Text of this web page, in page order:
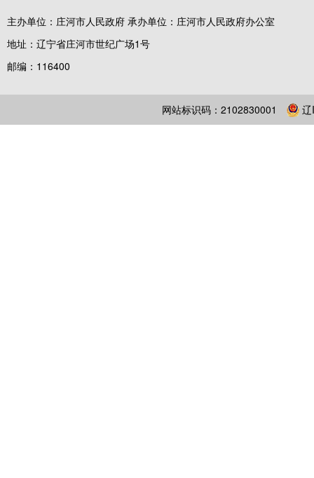
主办单位：庄河市人民政府 承办单位：庄河市人民政府办公室
地址：辽宁省庄河市世纪广场1号
邮编：116400
网站标识码：2102830001